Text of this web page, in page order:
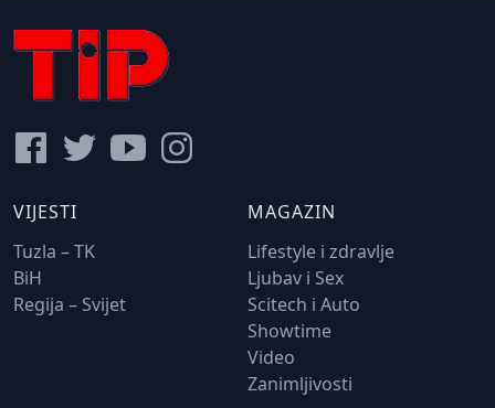
VIJESTI
Tuzla – TK
BiH
Regija – Svijet
MAGAZIN
Lifestyle i zdravlje
Ljubav i Sex
Scitech i Auto
Showtime
Video
Zanimljivosti